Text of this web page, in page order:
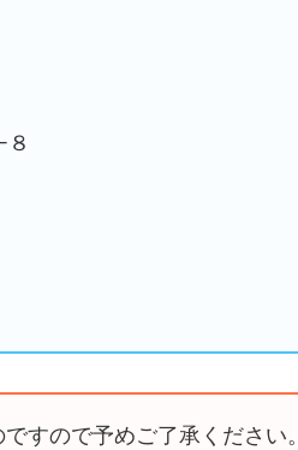
８
すので予めご了承ください。